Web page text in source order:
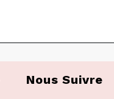
Nous Suivre